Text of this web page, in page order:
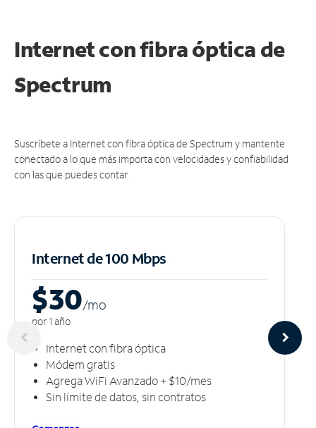
Internet con fibra óptica de
Spectrum
Suscríbete a Internet con fibra óptica de Spectrum y mantente
conectado a lo que más importa con velocidades y confiabilidad
con las que puedes contar.
Internet de 100 Mbps
$30/mo
por 1 año
Internet con fibra óptica
Módem gratis
Agrega WiFi Avanzado + $10/mes
Sin límite de datos, sin contratos